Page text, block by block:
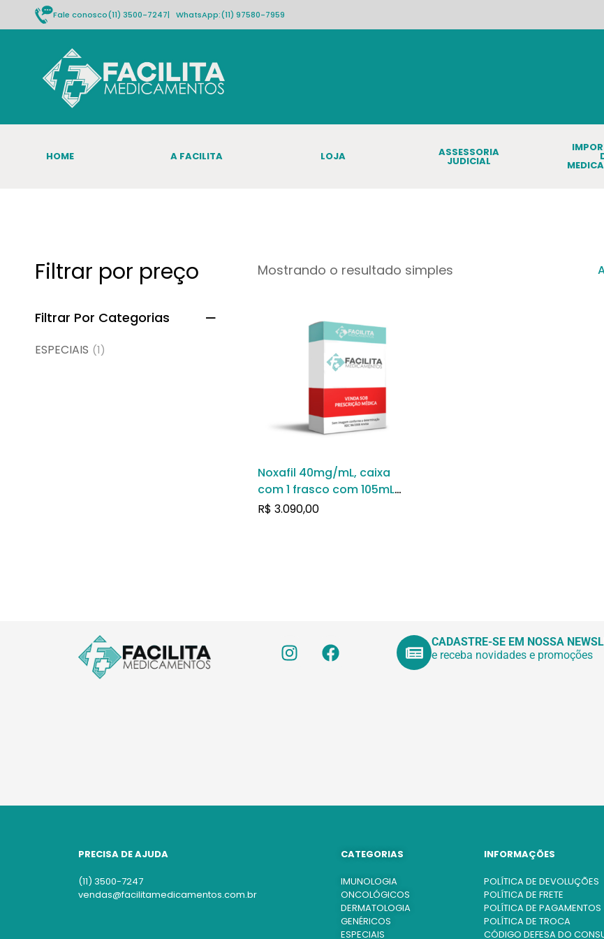
Fale conosco(11) 3500-7247| WhatsApp:(11) 97580-7959
HOME A FACILITA LOJA ASSESSORIA
JUDICIAL
Filtrar por preço
Filtrar Por Categorias
ESPECIAIS (1)
Mostrando o resultado simples
Noxafil 40mg/mL, caixa
com 1 frasco com 105mL
de suspensão de uso
R$ 3.090,00
CADASTRE-SE EM NOSSA
e receba novidades e promoções
PRECISA DE AJUDA
(11) 3500-7247
vendas@facilitamedicamentos.com.br
CATEGORIAS
IMUNOLOGIA
ONCOLÓGICOS
DERMATOLOGIA
GENÉRICOS
ESPECIAIS
INFORMAÇÕES
POLÍTICA DE DEVOLUÇÕES
POLÍTICA DE FRETE
POLÍTICA DE PAGAMENTOS
POLÍTICA DE TROCA
CÓDIGO DEFESA DO